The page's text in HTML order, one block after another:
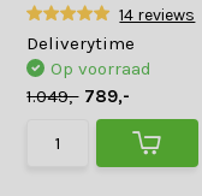
14 reviews
Deliverytime
Op voorraad
1.049,- 789,-